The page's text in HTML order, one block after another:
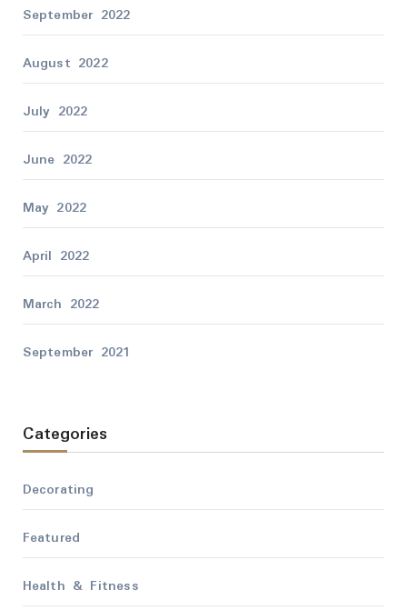
September 2022
August 2022
July 2022
June 2022
May 2022
April 2022
March 2022
September 2021
Categories
Decorating
Featured
Health & Fitness